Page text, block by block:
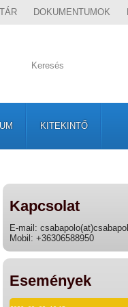
DOKUMENTUMOK
KITEKINTŐ
Kapcsolat
E-mail:
Mobil: +36306588950
Események